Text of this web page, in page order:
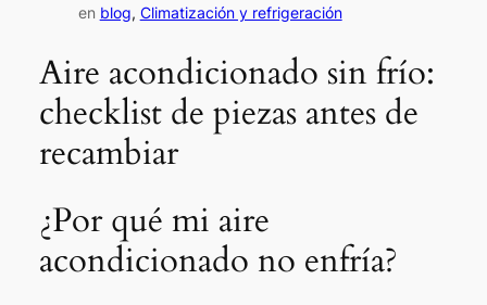
en blog, Climatización y refrigeración
Aire acondicionado sin frío:
checklist de piezas antes de
recambiar
¿Por qué mi aire
acondicionado no enfría?